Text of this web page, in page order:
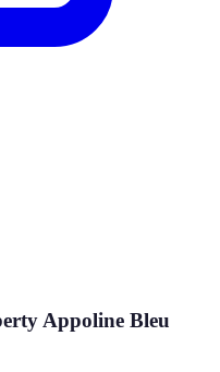
Appoline Bleu